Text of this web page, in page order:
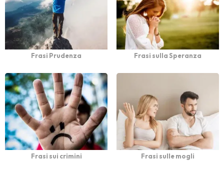
Frasi Prudenza Frasi sulla Speranza
Frasi sui crimini Frasi sulle mogli